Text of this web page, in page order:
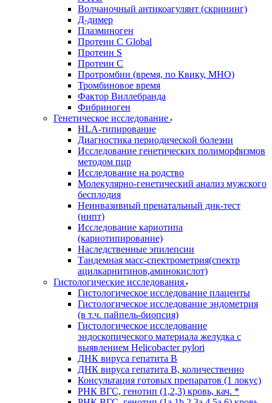
Волчаночный антикоагулянт (скрининг)
Д-димер
Плазминоген
Протеин C Global
Протеин S
Протеин С
Протромбин (время, по Квику, МНО)
Тромбиновое время
Фактор Виллебранда
Фибриноген
Генетическое исследование
HLA-типирование
Диагностика периодической болезни
Исследование генетических полиморфизмов
методом пцр
Исследование на родство
Молекулярно-генетический анализ мужского
бесплодия
Неинвазивный пренатальный днк-тест
(нипт)
Исследование кариотипа
(кариотипирование)
Наследственные эпилепсии
Тандемная масс-спектрометрия(спектр
ацилкарнитинов,аминокислот)
Гистологические исследования
Гистологическое исследование плаценты
Гистологическое исследование эндометрия
(в т.ч. пайпель-биопсия)
Гистологическое исследование
эндоскопического материала желудка с
выявлением Helicobacter pylori
ДНК вируса гепатита B
ДНК вируса гепатита B, количественно
Консультация готовых препаратов (1 локус)
РНК ВГC, генотип (1,2,3) кровь, кач. *